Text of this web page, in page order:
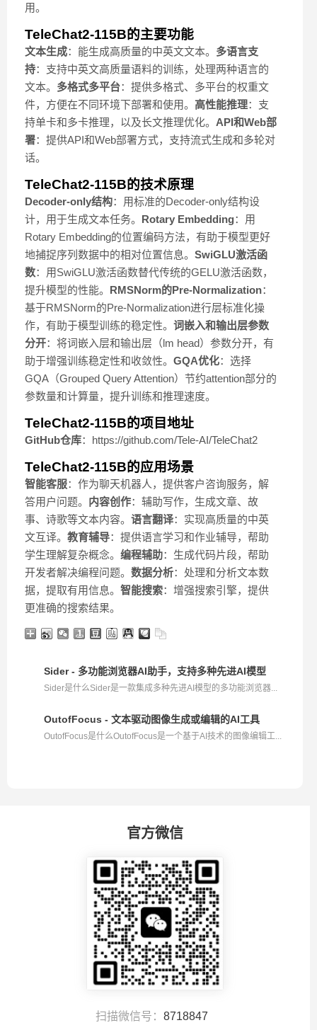
用。
TeleChat2-115B的主要功能
文本生成：能生成高质量的中英文文本。 多语言支
持：支持中英文高质量语料的训练，处理两种语言的
文本。 多格式多平台：提供多格式、多平台的权重文
件，方便在不同环境下部署和使用。 高性能推理：支
持单卡和多卡推理，以及长文推理优化。 API和Web部
署：提供API和Web部署方式，支持流式生成和多轮对
话。
TeleChat2-115B的技术原理
Decoder-only结构：用标准的Decoder-only结构设
计，用于生成文本任务。 Rotary Embedding：用
Rotary Embedding的位置编码方法，有助于模型更好
地捕捉序列数据中的相对位置信息。 SwiGLU激活函
数：用SwiGLU激活函数替代传统的GELU激活函数，
提升模型的性能。 RMSNorm的Pre-Normalization：
基于RMSNorm的Pre-Normalization进行层标准化操
作，有助于模型训练的稳定性。 词嵌入和输出层参数
分开：将词嵌入层和输出层（lm head）参数分开，有
助于增强训练稳定性和收敛性。 GQA优化：选择
GQA（Grouped Query Attention）节约attention部分的
参数量和计算量，提升训练和推理速度。
TeleChat2-115B的项目地址
GitHub仓库：https://github.com/Tele-AI/TeleChat2
TeleChat2-115B的应用场景
智能客服：作为聊天机器人，提供客户咨询服务，解
答用户问题。 内容创作：辅助写作，生成文章、故
事、诗歌等文本内容。 语言翻译：实现高质量的中英
文互译。 教育辅导：提供语言学习和作业辅导，帮助
学生理解复杂概念。 编程辅助：生成代码片段，帮助
开发者解决编程问题。 数据分析：处理和分析文本数
据，提取有用信息。 智能搜索：增强搜索引擎，提供
更准确的搜索结果。
Sider - 多功能浏览器AI助手，支持多种先进AI模型
Sider是什么Sider是一款集成多种先进AI模型的多功能浏览器...
OutofFocus - 文本驱动图像生成或编辑的AI工具
OutofFocus是什么OutofFocus是一个基于AI技术的图像编辑工...
官方微信
扫描微信号： 8718847